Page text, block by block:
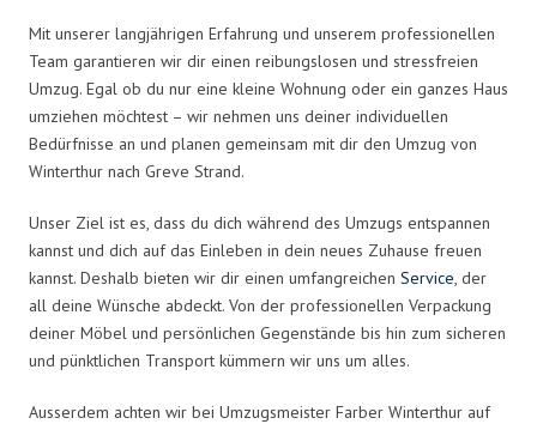
Mit unserer langjährigen Erfahrung und unserem professionellen
Team garantieren wir dir einen reibungslosen und stressfreien
Umzug. Egal ob du nur eine kleine Wohnung oder ein ganzes Haus
umziehen möchtest – wir nehmen uns deiner individuellen
Bedürfnisse an und planen gemeinsam mit dir den Umzug von
Winterthur nach Greve Strand.
Unser Ziel ist es, dass du dich während des Umzugs entspannen
kannst und dich auf das Einleben in dein neues Zuhause freuen
kannst. Deshalb bieten wir dir einen umfangreichen Service, der
all deine Wünsche abdeckt. Von der professionellen Verpackung
deiner Möbel und persönlichen Gegenstände bis hin zum sicheren
und pünktlichen Transport kümmern wir uns um alles.
Ausserdem achten wir bei Umzugsmeister Farber Winterthur auf